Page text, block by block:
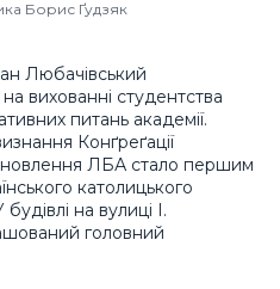
Борис Ґудзяк
Любачівський
вихованні студентства
питань академії.
Конґреґації
ЛБА стало першим
католицького
на вулиці І.
головний